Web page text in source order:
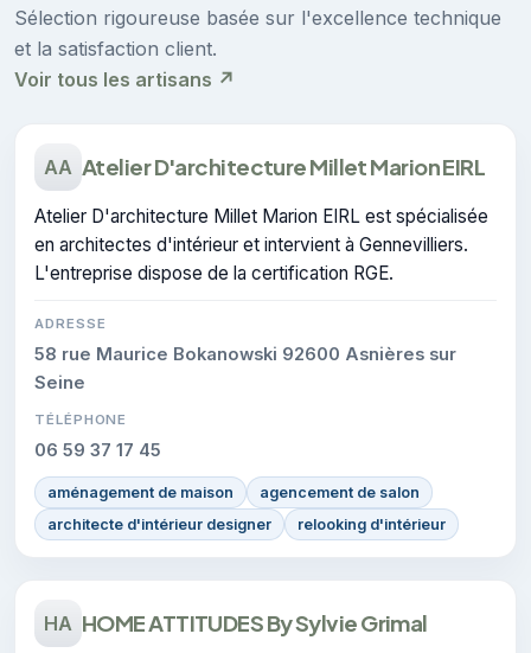
Sélection rigoureuse basée sur l'excellence technique
et la satisfaction client.
Voir tous les artisans ↗
AA Atelier D'architecture Millet Marion EIRL
Atelier D'architecture Millet Marion EIRL est spécialisée
en architectes d'intérieur et intervient à Gennevilliers.
L'entreprise dispose de la certification RGE.
ADRESSE
58 rue Maurice Bokanowski 92600 Asnières sur
Seine
TÉLÉPHONE
06 59 37 17 45
aménagement de maison
agencement de salon
architecte d'intérieur designer
relooking d'intérieur
HA HOME ATTITUDES By Sylvie Grimal